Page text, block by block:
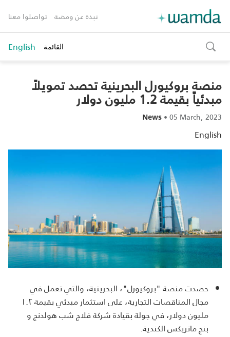
نبذة عن ومضة تواصلوا معنا
toggle
search
القائمة English
منصة بروكيورل البحرينية تحصد تمويلاً
مبدئياً بقيمة 1.2 مليون دولار
News •05 March, 2023
English
حصدت منصة "بروكيورل"، البحرينية، والتي تعمل في
مجال المناقصات التجارية، على استثمار مبدئي بقيمة ١.٢
مليون دولار، في جولة بقيادة شركة فلاج شب هولدنج و
بنج ماتريكس الكندية.